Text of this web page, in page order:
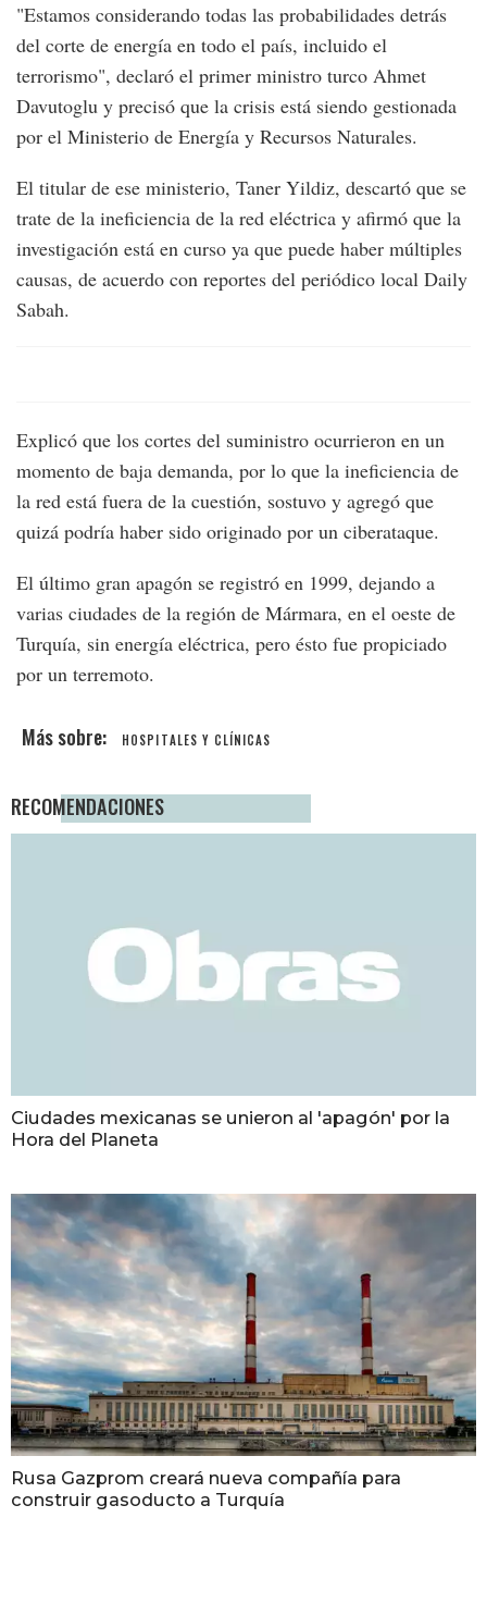
"Estamos considerando todas las probabilidades detrás
del corte de energía en todo el país, incluido el
terrorismo", declaró el primer ministro turco Ahmet
Davutoglu y precisó que la crisis está siendo gestionada
por el Ministerio de Energía y Recursos Naturales.
El titular de ese ministerio, Taner Yildiz, descartó que se
trate de la ineficiencia de la red eléctrica y afirmó que la
investigación está en curso ya que puede haber múltiples
causas, de acuerdo con reportes del periódico local Daily
Sabah.
Explicó que los cortes del suministro ocurrieron en un
momento de baja demanda, por lo que la ineficiencia de
la red está fuera de la cuestión, sostuvo y agregó que
quizá podría haber sido originado por un ciberataque.
El último gran apagón se registró en 1999, dejando a
varias ciudades de la región de Mármara, en el oeste de
Turquía, sin energía eléctrica, pero ésto fue propiciado
por un terremoto.
HOSPITALES Y CLÍNICAS
RECOMENDACIONES
Ciudades mexicanas se unieron al 'apagón' por la
Hora del Planeta
Rusa Gazprom creará nueva compañía para
construir gasoducto a Turquía